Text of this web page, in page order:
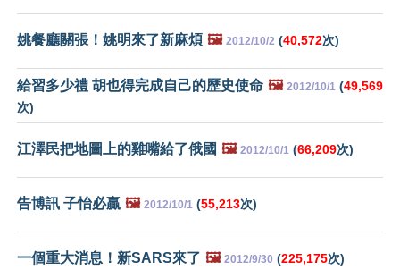
姚餐廳關張！姚明來了新麻煩 🖼️ 2012/10/2 (40,572次)
給習多少禮 胡也得完成自己的歷史使命 🖼️ 2012/10/1 (49,569
次)
江澤民把地圖上的雞嘴給了俄國 🖼️ 2012/10/1 (66,209次)
告博訊 子怡必贏 🖼️ 2012/10/1 (55,213次)
一個重大消息！新SARS來了 🖼️ 2012/9/30 (225,175次)